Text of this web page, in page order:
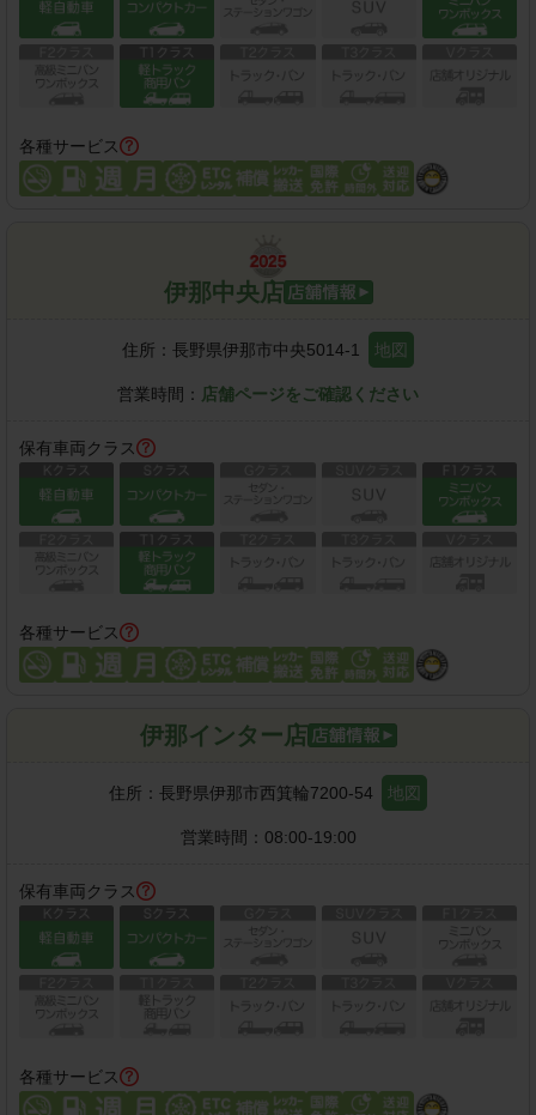
各種サービス
伊那中央店
住所： 長野県伊那市中央5014-1 地図
営業時間： 店舗ページをご確認ください
保有車両クラス
各種サービス
伊那インター店
住所： 長野県伊那市西箕輪7200-54 地図
営業時間： 08:00-19:00
保有車両クラス
各種サービス